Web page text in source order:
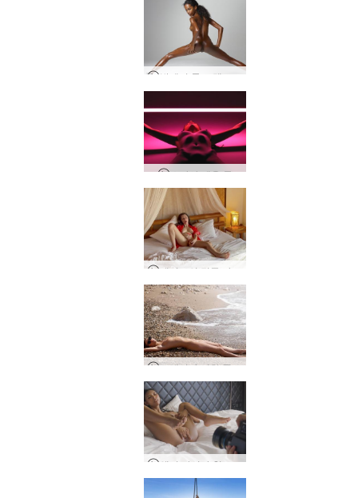
스타샤 네온 등
크세니아 비치 플레저
앨리 아시아 첫 에로틱 사진 촬영